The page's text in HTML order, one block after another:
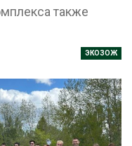
также
ЭКОЗОЖ